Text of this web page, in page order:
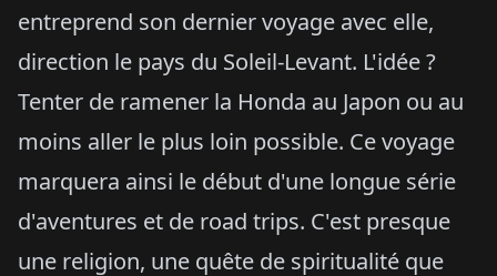
entreprend son dernier voyage avec elle,
direction le pays du Soleil-Levant. L'idée ?
Tenter de ramener la Honda au Japon ou au
moins aller le plus loin possible. Ce voyage
marquera ainsi le début d'une longue série
d'aventures et de road trips. C'est presque
une religion, une quête de spiritualité que